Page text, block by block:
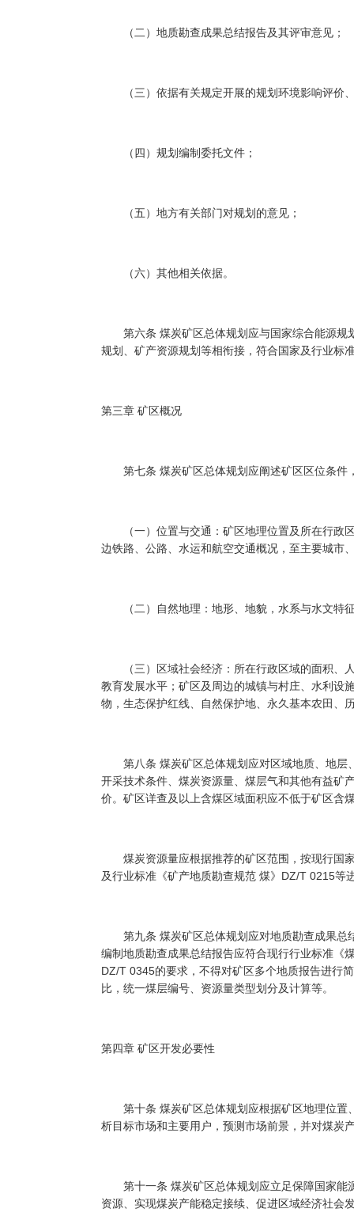
（二）地质勘查成果总结报告及其评审意见；
（三）依据有关规定开展的规划环境影响评价
（四）规划编制委托文件；
（五）地方有关部门对规划的意见；
（六）其他相关依据。
第六条 煤炭矿区总体规划应与国家综合能源规
规划、矿产资源规划等相衔接，符合国家及行业标
第三章 矿区概况
第七条 煤炭矿区总体规划应阐述矿区区位条件
（一）位置与交通：矿区地理位置及所在行政
边铁路、公路、水运和航空交通概况，至主要城市
（二）自然地理：地形、地貌，水系与水文特
（三）区域社会经济：所在行政区域的面积、
教育发展水平；矿区及周边的城镇与村庄、水利设
物，生态保护红线、自然保护地、永久基本农田、
第八条 煤炭矿区总体规划应对区域地质、地层
开采技术条件、煤炭资源量、煤层气和其他有益矿
价。矿区详查及以上含煤区域面积应不低于矿区含
煤炭资源量应根据推荐的矿区范围，按现行国
及行业标准《矿产地质勘查规范 煤》DZ/T 0215等
第九条 煤炭矿区总体规划应对地质勘查成果总
编制地质勘查成果总结报告应符合现行行业标准《
DZ/T 0345的要求，不得对矿区多个地质报告进行
比，统一煤层编号、资源量类型划分及计算等。
第四章 矿区开发必要性
第十条 煤炭矿区总体规划应根据矿区地理位置
析目标市场和主要用户，预测市场前景，并对煤炭
第十一条 煤炭矿区总体规划应立足保障国家能
资源、实现煤炭产能稳定接续、促进区域经济社会